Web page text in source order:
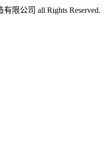
限公司 all Rights Reserved.